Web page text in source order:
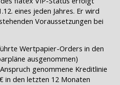
eines jeden Jahres. Er wird
Voraussetzungen bei
Wertpapier-Orders in den
ausgenommen)
genommene Kreditlinie
in den letzten 12 Monaten